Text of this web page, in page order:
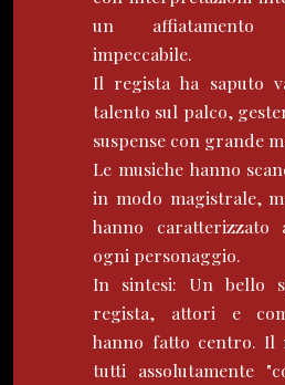
un affiatamento
impeccabile.
Il regista ha saputo
talento sul palco,
suspense con grande
Le musiche hanno
in modo magistrale,
hanno caratterizzato
ogni personaggio.
In sintesi: Un bello
regista, attori e
hanno fatto centro. Il
tutti assolutamente